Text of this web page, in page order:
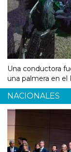
Una conductora
una palmera en el
NACIONALES